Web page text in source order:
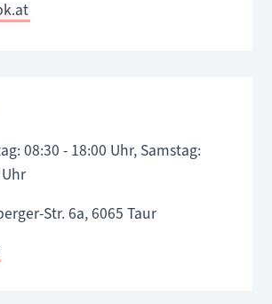
08:30 - 18:00 Uhr, Samstag:
Str. 6a, 6065 Taur